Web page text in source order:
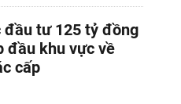
tư 125 tỷ đồng
đầu khu vực về
cấp